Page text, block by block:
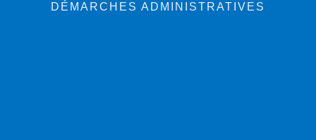
DÉMARCHES ADMINISTRATIVES